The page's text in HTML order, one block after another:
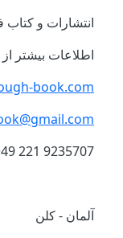
انتشارات و
اطلاعات بیشتر
book.com
221 9235707
آلمان - کلن